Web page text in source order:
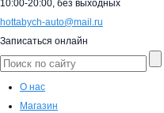
10:00-20:00, без выходных
hottabych-auto@mail.ru
Записаться онлайн
О нас
Магазин